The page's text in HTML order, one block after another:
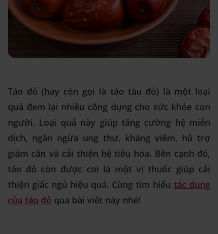
Táo đỏ (hay còn gọi là táo tàu đỏ) là một loại
quả đem lại nhiều công dụng cho sức khỏe con
người. Loại quả này giúp tăng cường hệ miễn
dịch, ngăn ngừa ung thư, kháng viêm, hỗ trợ
giảm cân và cải thiện hệ tiêu hóa. Bên cạnh đó,
táo đỏ còn được coi là một vị thuốc giúp cải
thiện giấc ngủ hiệu quả. Cùng tìm hiểu tác dụng
của táo đỏ qua bài viết này nhé!